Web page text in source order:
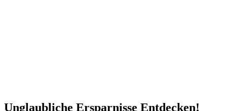
Unglaubliche Ersparnisse Entdecken!